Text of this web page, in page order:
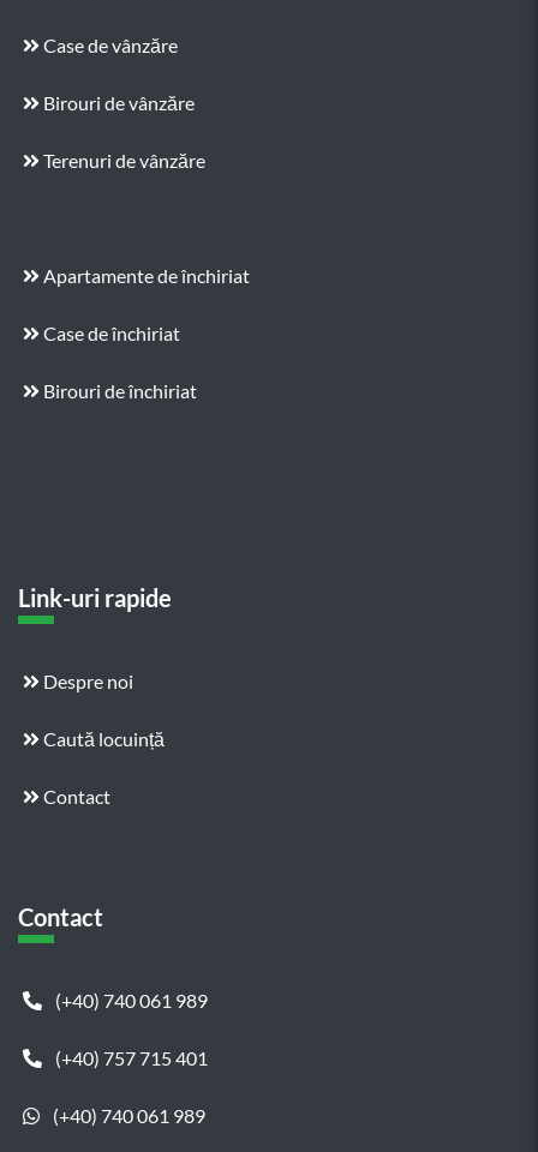
Case de vânzăre
Birouri de vânzăre
Terenuri de vânzăre
Apartamente de închiriat
Case de închiriat
Birouri de închiriat
Link-uri rapide
Despre noi
Caută locuință
Contact
Contact
(+40) 740 061 989
(+40) 757 715 401
(+40) 740 061 989